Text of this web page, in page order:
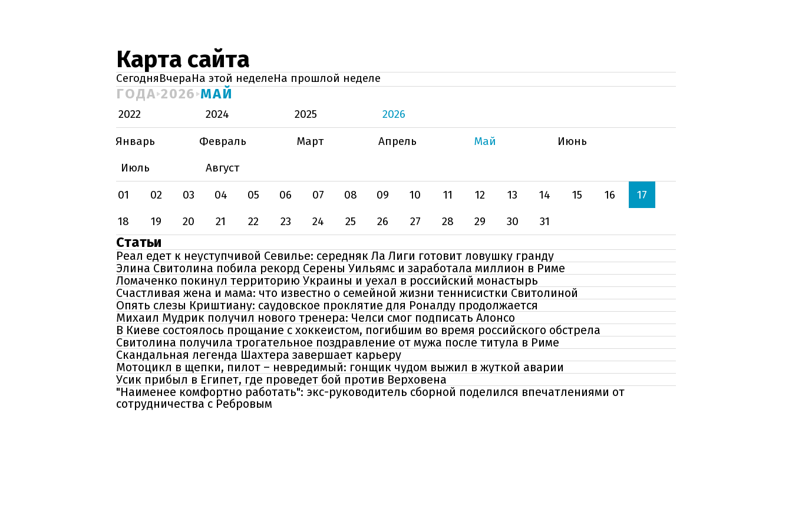
Карта сайта
СегодняВчераНа этой неделеНа прошлой неделе
ГОДА 2026 МАЙ
2022 2024 2025
2026
Январь
Февраль Март Апрель Май
Июнь
Июль
Август
01
02 03 04 05 06 07 08 09 10 11 12 13 14 15 16
17
18
19 20 21 22 23 24 25 26 27 28 29 30 31
Статьи
Реал едет к неуступчивой Севилье: середняк Ла Лиги готовит ловушку гранду
Элина Свитолина побила рекорд Серены Уильямс и заработала миллион в Риме
Ломаченко покинул территорию Украины и уехал в российский монастырь
Счастливая жена и мама: что известно о семейной жизни теннисистки Свитолиной
Опять слезы Криштиану: саудовское проклятие для Роналду продолжается
Михаил Мудрик получил нового тренера: Челси смог подписать Алонсо
В Киеве состоялось прощание с хоккеистом, погибшим во время российского обстрела
Свитолина получила трогательное поздравление от мужа после титула в Риме
Скандальная легенда Шахтера завершает карьеру
Мотоцикл в щепки, пилот – невредимый: гонщик чудом выжил в жуткой аварии
Усик прибыл в Египет, где проведет бой против Верховена
"Наименее комфортно работать": экс-руководитель сборной поделился впечатлениями от
сотрудничества с Ребровым